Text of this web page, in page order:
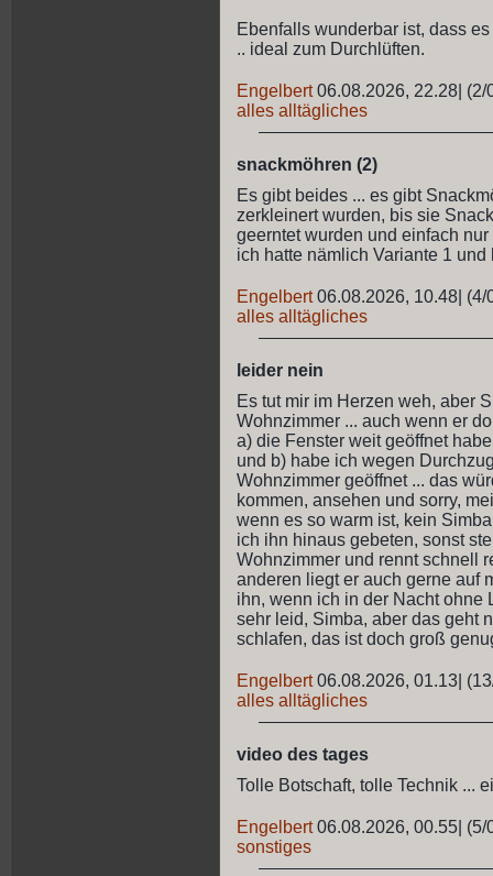
Ebenfalls wunderbar ist, dass
.. ideal zum Durchlüften.
Engelbert 06.08.2026, 22.28 (2/
alles alltägliches
snackmöhren (2)
Es gibt beides ... es gibt
zerkleinert wurden, bis sie
geerntet wurden und einfach
ich hatte nämlich Variante 1
Engelbert 06.08.2026, 10.48 (4/
alles alltägliches
leider nein
Es tut mir im Herzen weh, aber
Wohnzimmer ... auch wenn er
a) die Fenster weit geöffnet
und b) habe ich wegen
Wohnzimmer geöffnet ... das
kommen, ansehen und sorry,
wenn es so warm ist, kein
ich ihn hinaus gebeten, sonst
Wohnzimmer und rennt schnell
anderen liegt er auch gerne auf
ihn, wenn ich in der Nacht ohne
sehr leid, Simba, aber das geht
schlafen, das ist doch groß
Engelbert 06.08.2026, 01.13
alles alltägliches
video des tages
Tolle Botschaft, tolle Technik ...
Engelbert 06.08.2026, 00.55 (5/
sonstiges